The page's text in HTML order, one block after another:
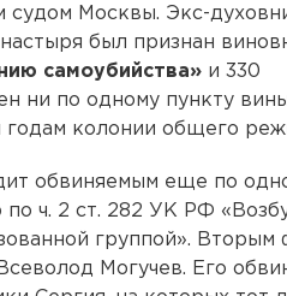
судом Москвы. Экс-
был признан
самоубийства» и 330
ни по одному пункту
годам колонии общего
обвиняемым еще по
ч. 2 ст. 282 УК РФ
группой». Вторым
Могучев. Его